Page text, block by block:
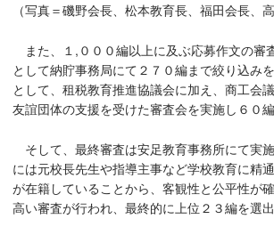
（写真＝磯野会長、松本教育長、福田会長、高
また、１,０００編以上に及ぶ応募作文の審
として納貯事務局にて２７０編まで絞り込み
として、租税教育推進協議会に加え、商工会
友誼団体の支援を受けた審査会を実施し６０編
そして、最終審査は安足教育事務所にて実
には元校長先生や指導主事など学校教育に精
が在籍していることから、客観性と公平性が
高い審査が行われ、最終的に上位２３編を選出